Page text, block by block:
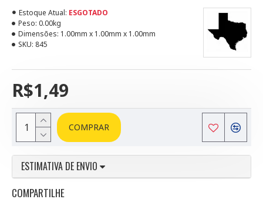
R$1,49
Estoque Atual: ESGOTADO
Peso: 0.00kg
Dimensões: 1.00mm x 1.00mm x 1.00mm
SKU: 845
COMPRAR
ESTIMATIVA DE ENVIO
COMPARTILHE